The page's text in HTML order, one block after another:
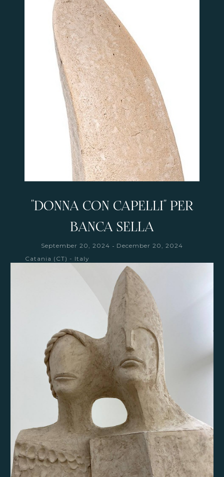
"DONNA CON CAPELLI" PER
BANCA SELLA
September 20, 2024 - December 20, 2024
Catania (CT) - Italy